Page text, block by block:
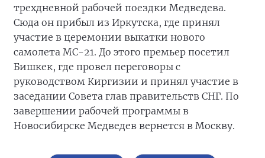
трехдневной рабочей поездки Медведева.
Сюда он прибыл из Иркутска, где принял
участие в церемонии выкатки нового
самолета МС-21. До этого премьер посетил
Бишкек, где провел переговоры с
руководством Киргизии и принял участие в
заседании Совета глав правительств СНГ. По
завершении рабочей программы в
Новосибирске Медведев вернется в Москву.